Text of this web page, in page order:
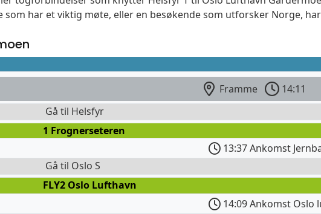
som har et viktig møte, eller en besøkende som utforsker Norge,
Framme
14:11
Gå til Helsfyr
1 Frognerseteren
13:37 Ankomst
Gå til Oslo S
FLY2 Oslo Lufthavn
14:09 Ankomst Oslo